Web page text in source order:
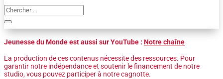
Jeunesse du Monde est aussi sur YouTube : Notre chaîne
La production de ces contenus nécessite des ressources. Pour
garantir notre indépendance et soutenir le financement de notre
studio, vous pouvez participer à notre cagnotte.